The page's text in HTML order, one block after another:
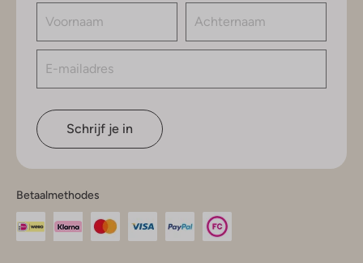
Schrijf je in
Betaalmethodes